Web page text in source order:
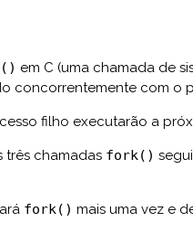
em C (uma chamada de
concorrentemente com o
filho executarão a
três chamadas fork()
fork() mais uma vez e